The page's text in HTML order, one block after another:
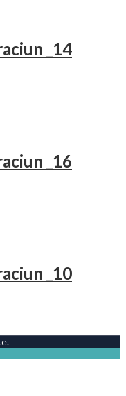
_14
_16
_10